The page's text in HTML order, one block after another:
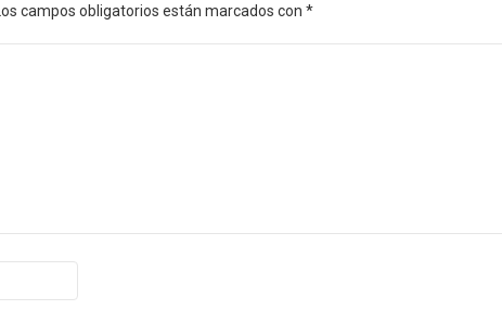
Los campos obligatorios están marcados con *